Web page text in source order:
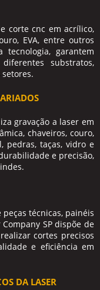
corte cnc em acrílico,
EVA, entre outros
tecnologia, garantem
substratos,
gravação a laser em
chaveiros, couro,
pedras, taças, vidro e
e precisão,
técnicas, painéis
SP dispõe de
cortes precisos
e eficiência em
DA LASER